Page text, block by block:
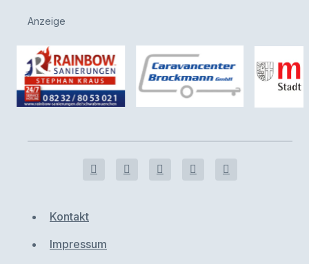
Anzeige
Kontakt
Impressum